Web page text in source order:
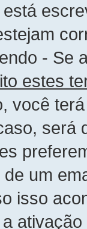
- Se
estes
você
será
um
isso